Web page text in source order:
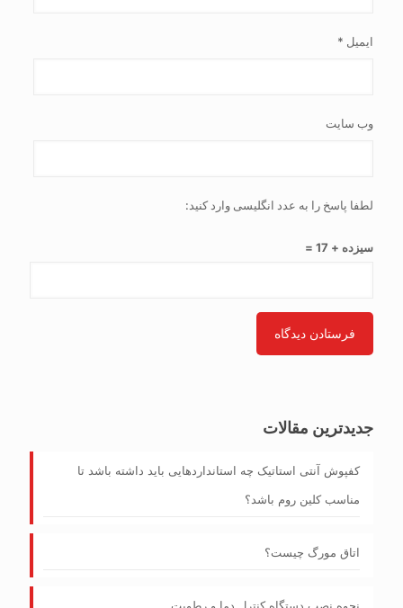
ایمیل *
وب‌ سایت
لطفا پاسخ را به عدد انگلیسی وارد کنید:
سیزده + 17 =
جدیدترین مقالات
کفپوش آنتی‌ استاتیک چه استانداردهایی باید داشته باشد تا
مناسب کلین روم باشد؟
اتاق مورگ چیست؟